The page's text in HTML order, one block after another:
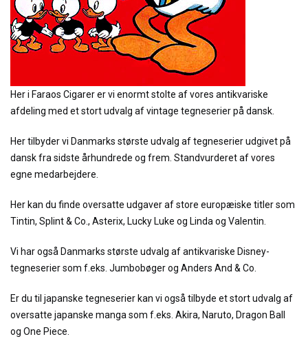
Her i Faraos Cigarer er vi enormt stolte af vores antikvariske
afdeling med et stort udvalg af vintage tegneserier på dansk.
Her tilbyder vi Danmarks største udvalg af tegneserier udgivet på
dansk fra sidste århundrede og frem. Standvurderet af vores
egne medarbejdere.
Her kan du finde oversatte udgaver af store europæiske titler som
Tintin, Splint & Co., Asterix, Lucky Luke og Linda og Valentin.
Vi har også Danmarks største udvalg af antikvariske Disney-
tegneserier som f.eks. Jumbobøger og Anders And & Co.
Er du til japanske tegneserier kan vi også tilbyde et stort udvalg af
oversatte japanske manga som f.eks. Akira, Naruto, Dragon Ball
og One Piece.